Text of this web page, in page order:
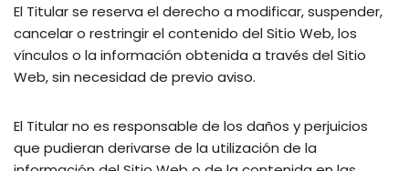
El Titular se reserva el derecho a modificar, suspender,
cancelar o restringir el contenido del Sitio Web, los
vínculos o la información obtenida a través del Sitio
Web, sin necesidad de previo aviso.
El Titular no es responsable de los daños y perjuicios
que pudieran derivarse de la utilización de la